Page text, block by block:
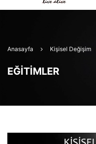
Anasayfa Kişisel Değişim
EĞITIMLER